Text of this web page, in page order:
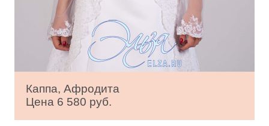
Каппа, Афродита
Цена 6 580 руб.